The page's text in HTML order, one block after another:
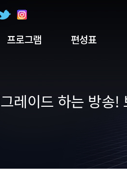
프로그램 편성표
레이드 하는 방송!